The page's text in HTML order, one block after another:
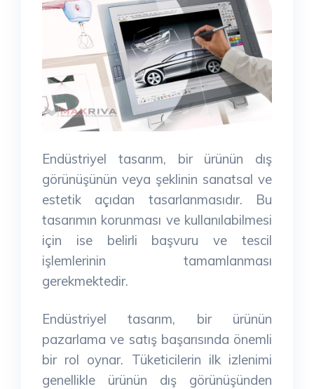
Endüstriyel tasarım, bir ürünün dış
görünüşünün veya şeklinin sanatsal ve
estetik açıdan tasarlanmasıdır. Bu
tasarımın korunması ve kullanılabilmesi
için ise belirli başvuru ve tescil
işlemlerinin tamamlanması
gerekmektedir.
Endüstriyel tasarım, bir ürünün
pazarlama ve satış başarısında önemli
bir rol oynar. Tüketicilerin ilk izlenimi
genellikle ürünün dış görünüşünden